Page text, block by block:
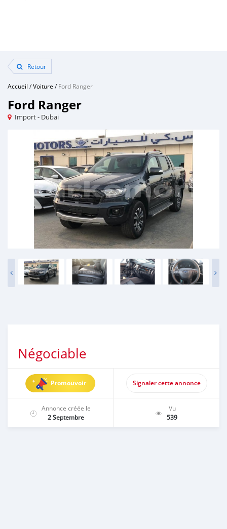
Retour
Accueil /Voiture /Ford Ranger
Ford Ranger
Import - Dubai
Négociable
Promouvoir Signaler cette annonce
Annonce créée le
2 Septembre
Vu
539